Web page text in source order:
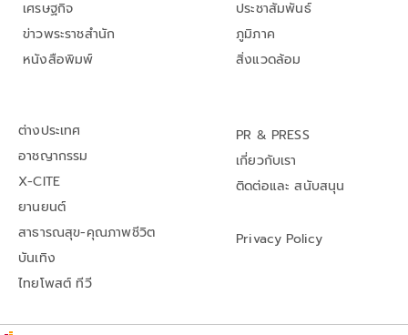
เศรษฐกิจ
ข่าวพระราชสำนัก
หนังสือพิมพ์
ประชาสัมพันธ์
ภูมิภาค
สิ่งแวดล้อม
ต่างประเทศ
อาชญากรรม
X-CITE
ยานยนต์
สาธารณสุข-คุณภาพชีวิต
บันเทิง
ไทยโพสต์ ทีวี
PR & PRESS
เกี่ยวกับเรา
ติดต่อและ สนับสนุน
Privacy Policy